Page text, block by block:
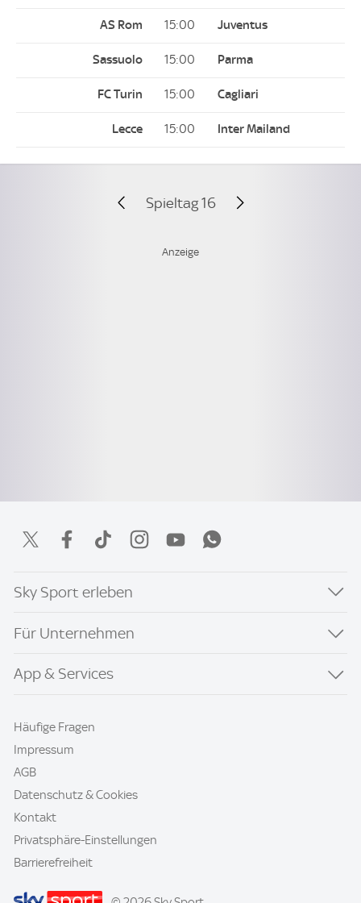
15:00
15:00
15:00
15:00
Spieltag 16
Sky Sport erleben
Für Unternehmen
App & Services
Häufige Fragen
Impressum
AGB
Datenschutz & Cookies
Kontakt
Privatsphäre-Einstellungen
Barrierefreiheit